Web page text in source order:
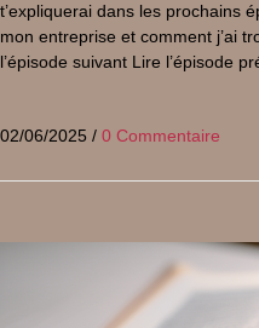
t’expliquerai dans les prochains
mon entreprise et comment j’ai
l’épisode suivant Lire l’épisode
02/06/2025 / 0 Commentaire